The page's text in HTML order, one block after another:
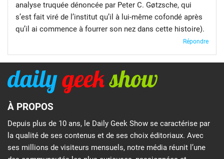
analyse truquée dénoncée par Peter C. Gøtzsche, qui
s’est fait viré de l’institut qu’il à lui-même cofondé après
qu’il ai commence à fourrer son nez dans cette histoire).
Répondre
À PROPOS
Depuis plus de 10 ans, le Daily Geek Show se caractérise par
la qualité de ses contenus et de ses choix éditoriaux. Avec
ses millions de visiteurs mensuels, notre média réunit l’une